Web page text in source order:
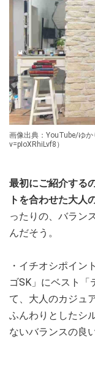
画像出典：YouTube/ゆ
v=pIoXRhiLvf8）
最初にご紹介する
トを合わせた大人
ったりの、バラン
んだそう。
・イチオシポイン
ゴSK」にベスト
て、大人のカジュ
ふんわりとしたシ
ないバランスの良